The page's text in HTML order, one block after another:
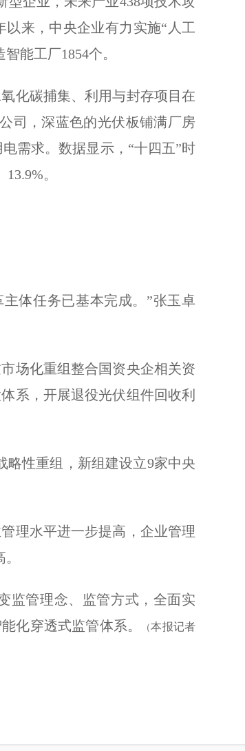
来，中央企业有力实施“人工
能工厂1854个。
化碳捕集、利用与封存项目在
司，深蓝色的光伏板铺满厂房
需求。数据显示，“十四五”时
。
体任务已基本完成。”张玉卓
场化重组整合国资央企相关资
系，开展退役光伏组件回收利
性重组，新组建设立9家中央
理水平进一步提高，企业管理
管理念、监管方式，全面实
化穿透式监管体系。
（本报记者